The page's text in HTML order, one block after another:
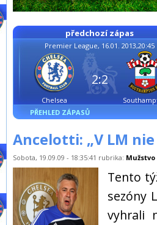
předchozí zápas
Premier League, 16.01. 2013,20:45
Chelsea
2:2
PŘEHLED ZÁPASŮ
Ancelotti: „V LM
Sobota, 19.09.09 - 18:35:41 rubrika: Mužstvo
Tento
sezóny
vyhrali